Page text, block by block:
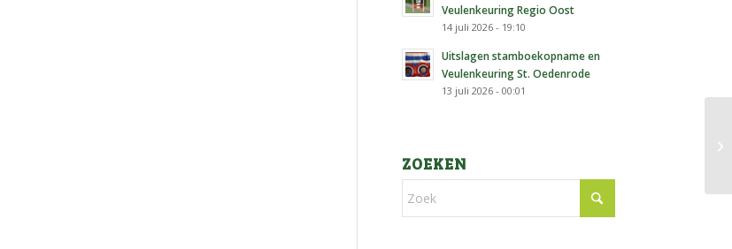
Veulenkeuring Regio Oost
14 juli 2026 - 19:10
Uitslagen stamboekopname en
Veulenkeuring St. Oedenrode
13 juli 2026 - 00:01
ZOEKEN